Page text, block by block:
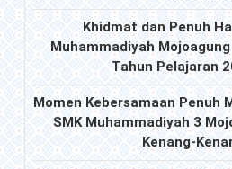
Khidmat dan Penuh
Muhammadiyah
Tahun Pelajaran
Momen Kebersamaan Penuh
SMK Muhammadiyah 3
Kenang-